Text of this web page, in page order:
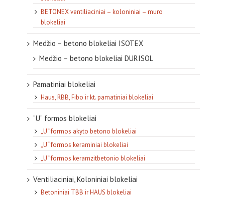
BETONEX ventiliaciniai – koloniniai – muro
blokeliai
Medžio – betono blokeliai ISOTEX
Medžio – betono blokeliai DURISOL
Pamatiniai blokeliai
Haus, RBB, Fibo ir kt. pamatiniai blokeliai
“U” formos blokeliai
„U“ formos akyto betono blokeliai
„U“ formos keraminiai blokeliai
„U“ formos keramzitbetonio blokeliai
Ventiliaciniai, Koloniniai blokeliai
Betoniniai TBB ir HAUS blokeliai